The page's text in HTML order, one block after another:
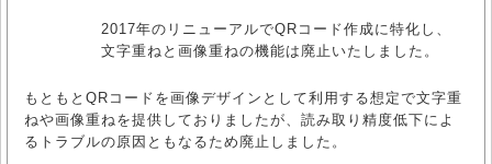
2017年のリニューアルでQRコード作成に特化し、
文字重ねと画像重ねの機能は廃止いたしました。
もともとQRコードを画像デザインとして利用する想定で文字重
ねや画像重ねを提供しておりましたが、読み取り精度低下によ
るトラブルの原因ともなるため廃止しました。